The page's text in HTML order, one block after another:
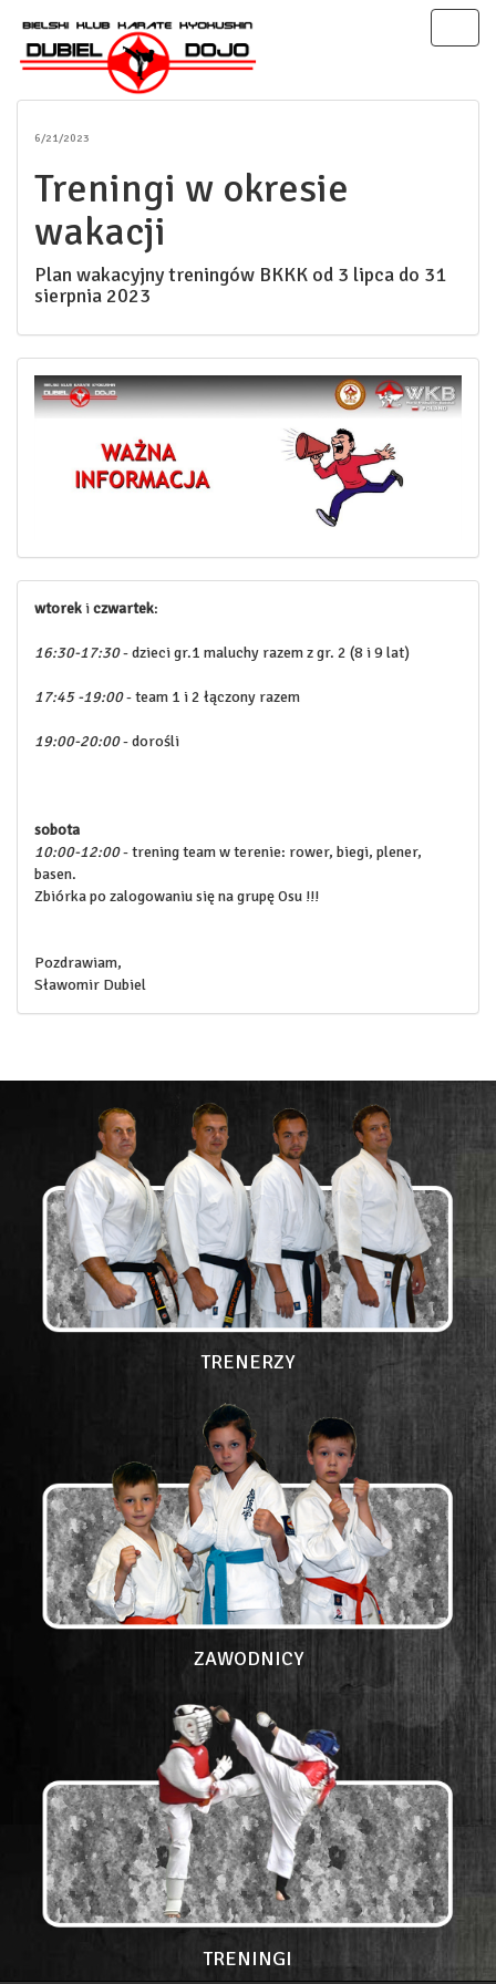
6/21/2023
Treningi w okresie
wakacji
Plan wakacyjny treningów BKKK od 3 lipca do 31
sierpnia 2023
wtorekiczwartek:
16:30-17:30- dzieci gr.1 maluchy razem z gr. 2 (8 i 9 lat)
17:45 -19:00- team 1 i 2 łączony razem
19:00-20:00- dorośli
sobota
10:00-12:00- trening team w terenie: rower, biegi, plener,
basen.
Zbiórka po zalogowaniu się na grupę Osu !!!
Pozdrawiam,
Sławomir Dubiel
TRENERZY
ZAWODNICY
TRENINGI